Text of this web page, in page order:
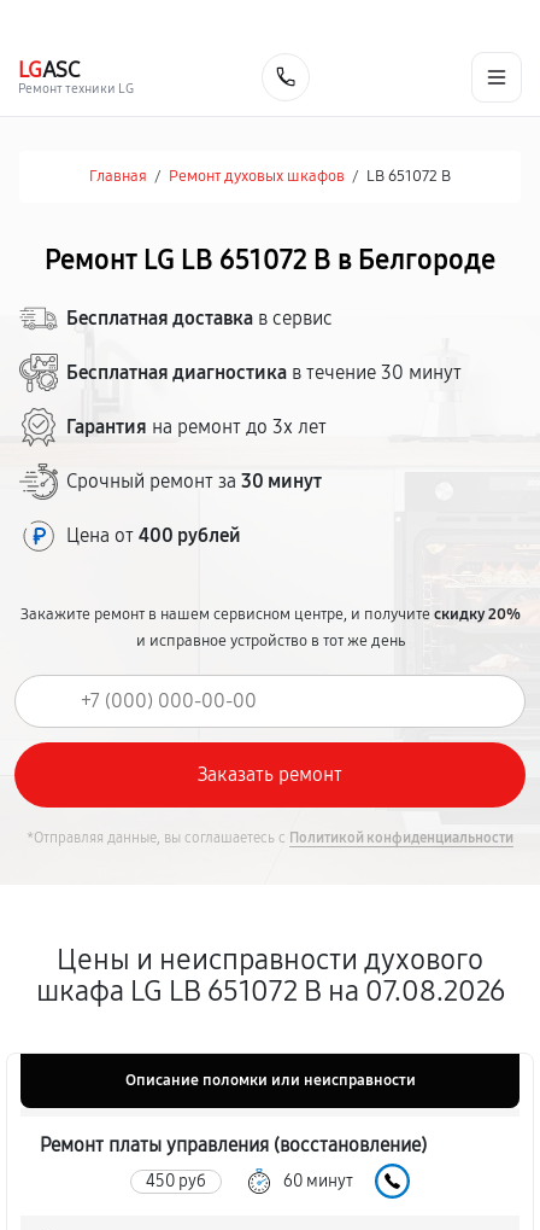
LGASC
Ремонт техники LG
Главная / Ремонт духовых шкафов / LB 651072 B
Ремонт LG LB 651072 B в Белгороде
Бесплатная доставка в сервис
Бесплатная диагностика в течение 30 минут
Гарантия на ремонт до 3х лет
Срочный ремонт за 30 минут
Цена от 400 рублей
Закажите ремонт в нашем сервисном центре, и получитескидку 20%
и исправное устройство в тот же день
*Отправляя данные, вы соглашаетесь с Политикой конфиденциальности
Цены и неисправности духового
шкафа LG LB 651072 B на 07.08.2026
Описание поломки или неисправности
Ремонт платы управления (восстановление)
450 руб 60 минут